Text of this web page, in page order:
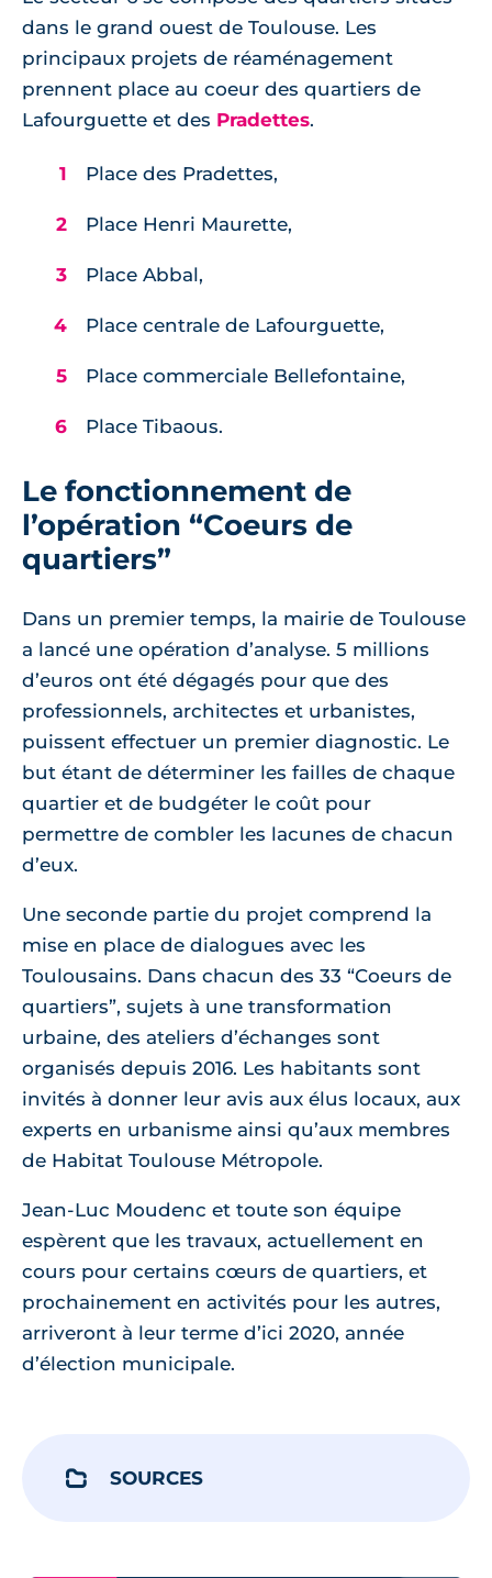
dans le grand ouest de Toulouse. Les
principaux projets de réaménagement
prennent place au coeur des quartiers de
Lafourguette et des Pradettes.
Place des Pradettes,
Place Henri Maurette,
Place Abbal,
Place centrale de Lafourguette,
Place commerciale Bellefontaine,
Place Tibaous.
Le fonctionnement de
l’opération “Coeurs de
quartiers”
Dans un premier temps, la mairie de Toulouse
a lancé une opération d’analyse. 5 millions
d’euros ont été dégagés pour que des
professionnels, architectes et urbanistes,
puissent effectuer un premier diagnostic. Le
but étant de déterminer les failles de chaque
quartier et de budgéter le coût pour
permettre de combler les lacunes de chacun
d’eux.
Une seconde partie du projet comprend la
mise en place de dialogues avec les
Toulousains. Dans chacun des 33 “Coeurs de
quartiers”, sujets à une transformation
urbaine, des ateliers d’échanges sont
organisés depuis 2016. Les habitants sont
invités à donner leur avis aux élus locaux, aux
experts en urbanisme ainsi qu’aux membres
de Habitat Toulouse Métropole.
Jean-Luc Moudenc et toute son équipe
espèrent que les travaux, actuellement en
cours pour certains cœurs de quartiers, et
prochainement en activités pour les autres,
arriveront à leur terme d’ici 2020, année
d’élection municipale.
SOURCES